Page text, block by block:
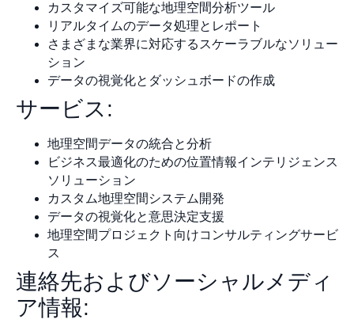
カスタマイズ可能な地理空間分析ツール
リアルタイムのデータ処理とレポート
さまざまな業界に対応するスケーラブルなソリュー
ション
データの視覚化とダッシュボードの作成
サービス:
地理空間データの統合と分析
ビジネス最適化のための位置情報インテリジェンス
ソリューション
カスタム地理空間システム開発
データの視覚化と意思決定支援
地理空間プロジェクト向けコンサルティングサービ
ス
連絡先およびソーシャルメディ
ア情報: